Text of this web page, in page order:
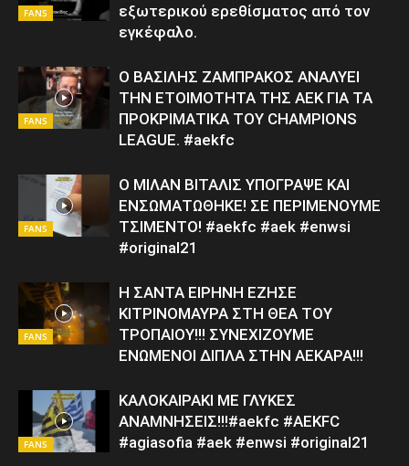
FANS
εξωτερικού ερεθίσματος από τον
εγκέφαλο.
FANS
Ο ΒΑΣΙΛΗΣ ΖΑΜΠΡΑΚΟΣ ΑΝΑΛΥΕΙ
ΤΗΝ ΕΤΟΙΜΟΤΗΤΑ ΤΗΣ ΑΕΚ ΓΙΑ ΤΑ
ΠΡΟΚΡΙΜΑΤΙΚΑ ΤΟΥ CHAMPIONS
LEAGUE. #aekfc
FANS
Ο ΜΙΛΑΝ ΒΙΤΑΛΙΣ ΥΠΟΓΡΑΨΕ ΚΑΙ
ΕΝΣΩΜΑΤΩΘΗΚΕ! ΣΕ ΠΕΡΙΜΕΝΟΥΜΕ
ΤΣΙΜΕΝΤΟ! #aekfc #aek #enwsi
#original21
FANS
Η ΣΑΝΤΑ ΕΙΡΗΝΗ ΕΖΗΣΕ
ΚΙΤΡΙΝΟΜΑΥΡΑ ΣΤΗ ΘΕΑ ΤΟΥ
ΤΡΟΠΑΙΟΥ!!! ΣΥΝΕΧΙΖΟΥΜΕ
ΕΝΩΜΕΝΟΙ ΔΙΠΛΑ ΣΤΗΝ ΑΕΚΑΡΑ!!!
FANS
ΚΑΛΟΚΑΙΡΑΚΙ ΜΕ ΓΛΥΚΕΣ
ΑΝΑΜΝΗΣΕΙΣ!!!#aekfc #AEKFC ​ ​
#agiasofia #aek #enwsi #original21